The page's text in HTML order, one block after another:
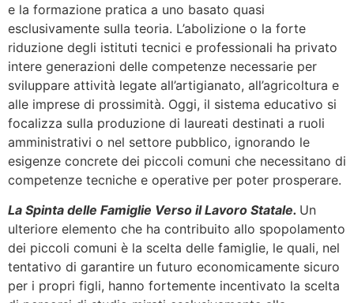
e la formazione pratica a uno basato quasi
esclusivamente sulla teoria. L’abolizione o la forte
riduzione degli istituti tecnici e professionali ha privato
intere generazioni delle competenze necessarie per
sviluppare attività legate all’artigianato, all’agricoltura e
alle imprese di prossimità. Oggi, il sistema educativo si
focalizza sulla produzione di laureati destinati a ruoli
amministrativi o nel settore pubblico, ignorando le
esigenze concrete dei piccoli comuni che necessitano di
competenze tecniche e operative per poter prosperare.
La Spinta delle Famiglie Verso il Lavoro Statale. Un
ulteriore elemento che ha contribuito allo spopolamento
dei piccoli comuni è la scelta delle famiglie, le quali, nel
tentativo di garantire un futuro economicamente sicuro
per i propri figli, hanno fortemente incentivato la scelta